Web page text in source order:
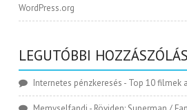
WordPress.org
LEGUTÓBBI
Internetes pénzkeresés - Top 10 filmek